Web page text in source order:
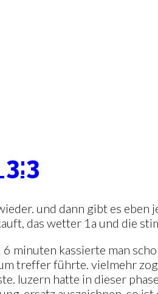
und dann gibt es
das wetter 1a und die
minuten kassierte man
treffer führte. vielmehr
luzern hatte in dieser